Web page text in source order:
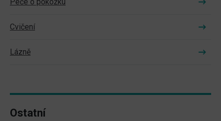
Cvičení
Lázně
Ostatní